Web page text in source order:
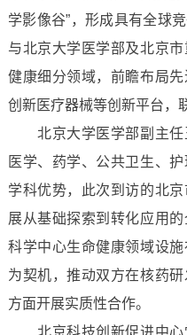
学影像谷”，形成具有全球
与北京大学医学部及北京
健康细分领域，前瞻布局先
创新医疗器械等创新平台，
北京大学医学部副主任
医学、药学、公共卫生、
学科优势，此次到访的北
展从基础探索到转化应用
科学中心生命健康领域设
为契机，推动双方在核药
方面开展实质性合作。
北京科技创新促进中心